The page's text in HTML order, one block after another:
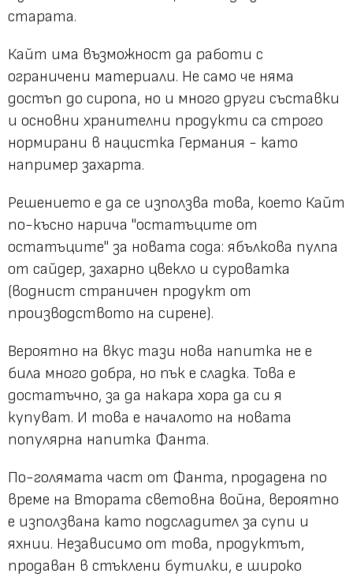
старата.
Кайт има възможност да работи с
ограничени материали. Не само че няма
достъп до сиропа, но и много други съставки
и основни хранителни продукти са строго
нормирани в нацистка Германия - като
например захарта.
Решението е да се използва това, което Кайт
по-късно нарича "остатъците от
остатъците" за новата сода: ябълкова пулпа
от сайдер, захарно цвекло и суроватка
(воднист страничен продукт от
производството на сирене).
Вероятно на вкус тази нова напитка не е
била много добра, но пък е сладка. Това е
достатъчно, за да накара хора да си я
купуват. И това е началото на новата
популярна напитка Фанта.
По-голямата част от Фанта, продадена по
време на Втората световна война, вероятно
е използвана като подсладител за супи и
яхнии. Независимо от това, продуктът,
продаван в стъклени бутилки, е широко